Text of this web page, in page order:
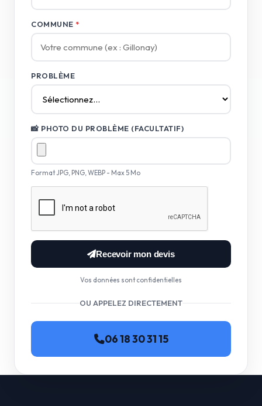
COMMUNE *
PROBLÈME
📸 PHOTO DU PROBLÈME (FACULTATIF)
Format JPG, PNG, WEBP - Max 5 Mo
Recevoir mon devis
Vos données sont confidentielles
OU APPELEZ DIRECTEMENT
06 18 30 31 15